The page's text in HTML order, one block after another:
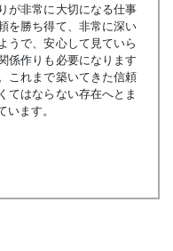
が非常に大切になる仕事
を勝ち得て、非常に深い
うで、安心して見ていら
係作りも必要になります
これまで築いてきた信頼
てはならない存在へとま
ます。